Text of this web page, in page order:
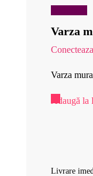
Varza
Varza
Adaugă
Livrare